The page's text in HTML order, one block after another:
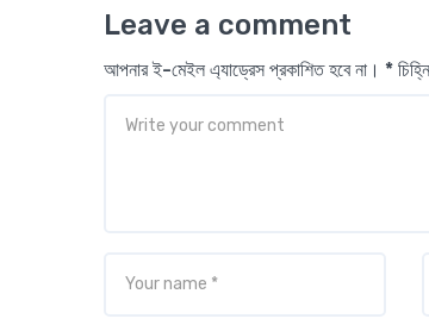
Leave a comment
আপনার ই-মেইল এ্যাড্রেস প্রকাশিত হবে না। *